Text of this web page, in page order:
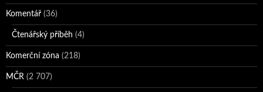
Komentář (36)
Čtenářský příběh (4)
Komerční zóna (218)
MČR (2 707)